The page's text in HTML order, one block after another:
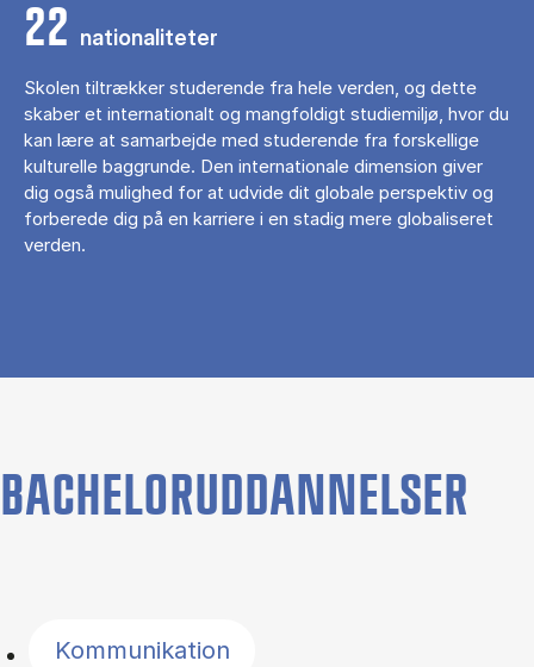
22 nationaliteter
Skolen tiltrækker studerende fra hele verden, og dette
skaber et internationalt og mangfoldigt studiemiljø, hvor du
kan lære at samarbejde med studerende fra forskellige
kulturelle baggrunde. Den internationale dimension giver
dig også mulighed for at udvide dit globale perspektiv og
forberede dig på en karriere i en stadig mere globaliseret
verden.
BACHELORUDDANNELSER
Kommunikation